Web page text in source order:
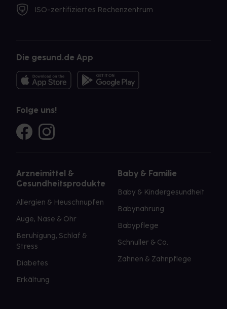
ISO-zertifiziertes Rechenzentrum
Die gesund.de App
Folge uns!
Arzneimittel &
Gesundheitsprodukte
Allergien & Heuschnupfen
Auge, Nase & Ohr
Beruhigung, Schlaf &
Stress
Diabetes
Erkältung
Baby & Familie
Baby & Kindergesundheit
Babynahrung
Babypflege
Schnuller & Co.
Zahnen & Zahnpflege